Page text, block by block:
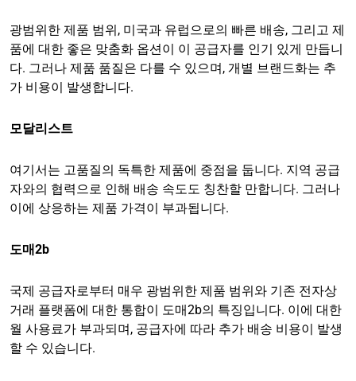
광범위한 제품 범위, 미국과 유럽으로의 빠른 배송, 그리고 제
품에 대한 좋은 맞춤화 옵션이 이 공급자를 인기 있게 만듭니
다. 그러나 제품 품질은 다를 수 있으며, 개별 브랜드화는 추
가 비용이 발생합니다.
모달리스트
여기서는 고품질의 독특한 제품에 중점을 둡니다. 지역 공급
자와의 협력으로 인해 배송 속도도 칭찬할 만합니다. 그러나
이에 상응하는 제품 가격이 부과됩니다.
도매2b
국제 공급자로부터 매우 광범위한 제품 범위와 기존 전자상
거래 플랫폼에 대한 통합이 도매2b의 특징입니다. 이에 대한
월 사용료가 부과되며, 공급자에 따라 추가 배송 비용이 발생
할 수 있습니다.